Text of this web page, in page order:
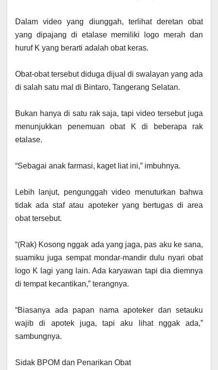
‎Dalam video yang diunggah, terlihat deretan obat
yang dipajang di etalase memiliki logo merah dan
huruf K yang berarti adalah obat keras.
‎Obat-obat tersebut diduga dijual di swalayan yang ada
di salah satu mal di Bintaro, Tangerang Selatan.
‎Bukan hanya di satu rak saja, tapi video tersebut juga
menunjukkan penemuan obat K di beberapa rak
etalase.
‎“Sebagai anak farmasi, kaget liat ini,” imbuhnya.
‎Lebih lanjut, pengunggah video menuturkan bahwa
tidak ada staf atau apoteker yang bertugas di area
obat tersebut.
‎“(Rak) Kosong nggak ada yang jaga, pas aku ke sana,
suamiku juga sempat mondar-mandir dulu nyari obat
logo K lagi yang lain. Ada karyawan tapi dia diemnya
di tempat kecantikan,” terangnya.
‎“Biasanya ada papan nama apoteker dan setauku
wajib di apotek juga, tapi aku lihat nggak ada,”
sambungnya.
‎Sidak BPOM dan Penarikan Obat